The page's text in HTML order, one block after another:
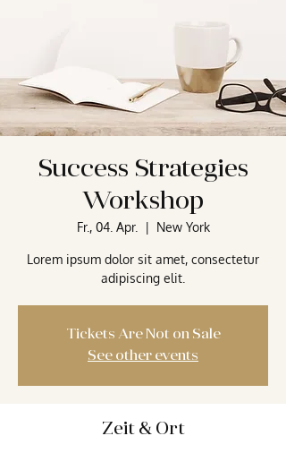
Success Strategies
Workshop
Fr., 04. Apr.
  |
New York
Lorem ipsum dolor sit amet, consectetur
adipiscing elit.
Tickets Are Not on Sale
See other events
Zeit & Ort